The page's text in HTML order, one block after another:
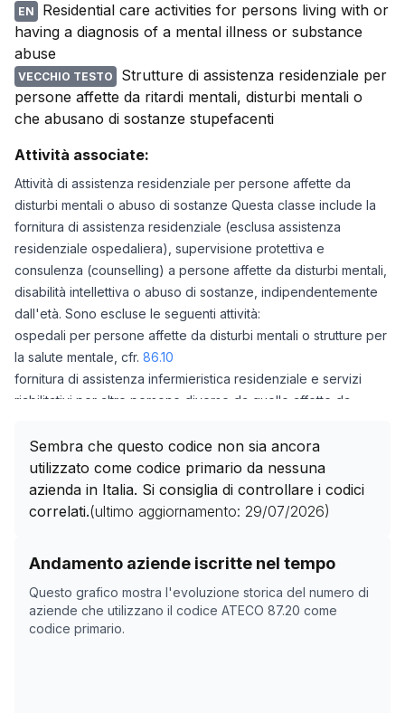
EN
Residential care activities for persons living with or
having a diagnosis of a mental illness or substance
abuse
VECCHIO TESTO
Strutture di assistenza residenziale per
persone affette da ritardi mentali, disturbi mentali o
che abusano di sostanze stupefacenti
Attività associate:
Attività di assistenza residenziale per persone affette da
disturbi mentali o abuso di sostanze Questa classe include la
fornitura di assistenza residenziale (esclusa assistenza
residenziale ospedaliera), supervisione protettiva e
consulenza (counselling) a persone affette da disturbi mentali,
disabilità intellettiva o abuso di sostanze, indipendentemente
dall'età. Sono escluse le seguenti attività:
ospedali per persone affette da disturbi mentali o strutture per
la salute mentale, cfr. 86.10
fornitura di assistenza infermieristica residenziale e servizi
riabilitativi per altre persone diverse da quelle affette da
assistenza residenziale, ad esempio ricoveri (centri di
accoglienza) temporanei per persone senza fissa dimora
(persone senzatetto), cfr.87.99
attività di assistenza non residenziale per persone affette da
Sembra che questo codice non sia ancora
utilizzato come codice primario da nessuna
azienda in Italia. Si consiglia di controllare i codici
correlati.(ultimo aggiornamento: 29/07/2026)
Andamento aziende iscritte nel tempo
Questo grafico mostra l'evoluzione storica del numero di
aziende che utilizzano il codice ATECO 87.20 come
codice primario.
Storico numero di aziende con codice ATECO
Data rilevazione
16/04/2025
0
18/11/2025